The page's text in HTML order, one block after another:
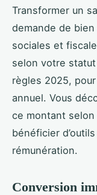
Transformer un
demande de
sociales et
selon votre
règles 2025,
annuel. Vous
ce montant
bénéficier
rémunération.
Conversion